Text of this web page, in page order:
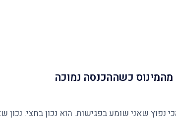
מהמינוס כשההכנסה נמוכה
נפוץ שאני שומע בפגישות. הוא נכון בחצי.